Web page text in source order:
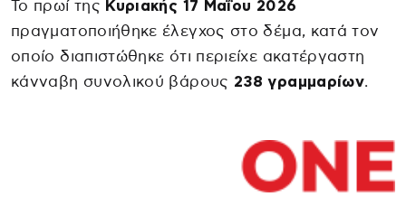
Το πρωί της Κυριακής 17 Μαΐου 2026
πραγματοποιήθηκε έλεγχος στο δέμα, κατά τον
οποίο διαπιστώθηκε ότι περιείχε ακατέργαστη
κάνναβη συνολικού βάρους 238 γραμμαρίων.